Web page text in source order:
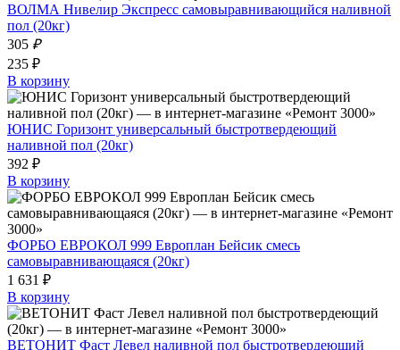
ВОЛМА Нивелир Экспресс самовыравнивающийся наливной
пол (20кг)
305 ₽
235 ₽
В корзину
ЮНИС Горизонт универсальный быстротвердеющий
наливной пол (20кг)
392 ₽
В корзину
ФОРБО ЕВРОКОЛ 999 Европлан Бейсик смесь
самовыравнивающаяся (20кг)
1 631 ₽
В корзину
ВЕТОНИТ Фаст Левел наливной пол быстротвердеющий